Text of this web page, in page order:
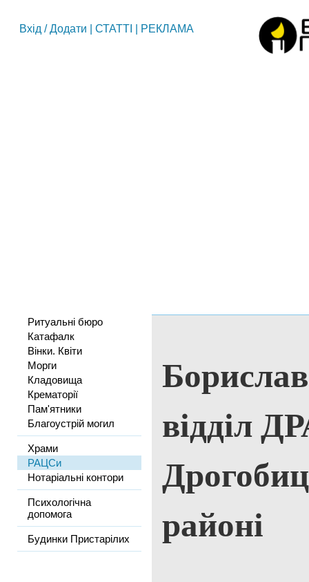
Вхід /Додати СТАТТІ РЕКЛАМА
Ритуальні бюро
Катафалк
Вінки. Квіти
Морги
Кладовища
Крематорії
Пам'ятники
Благоустрій могил
Храми
РАЦСи
Нотаріальні контори
Психологічна
допомога
Будинки Пристарілих
відділ
районі